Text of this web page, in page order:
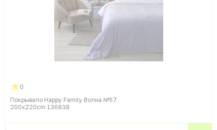
0
Покрывало Happy Family Волна №57
200x220cm 136838